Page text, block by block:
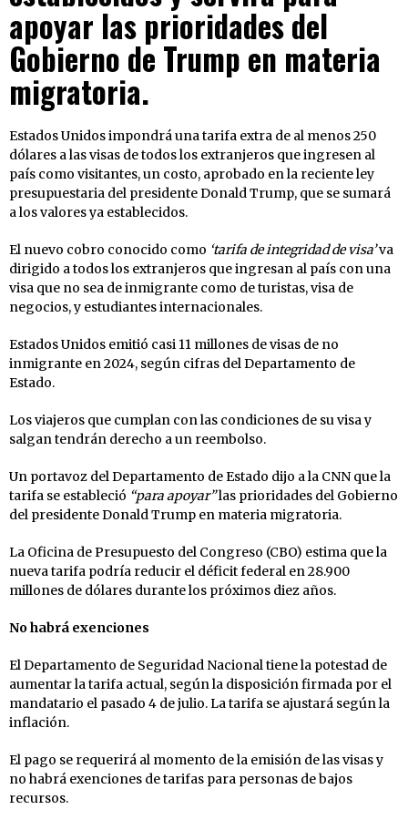
apoyar las prioridades del
Gobierno de Trump en materia
migratoria.
Estados Unidos impondrá una tarifa extra de al menos 250
dólares a las visas de todos los extranjeros que ingresen al
país como visitantes, un costo, aprobado en la reciente ley
presupuestaria del presidente Donald Trump, que se sumará
a los valores ya establecidos.
El nuevo cobro conocido como ‘tarifa de integridad de visa’va
dirigido a todos los extranjeros que ingresan al país con una
visa que no sea de inmigrante como de turistas, visa de
negocios, y estudiantes internacionales.
Estados Unidos emitió casi 11 millones de visas de no
inmigrante en 2024, según cifras del Departamento de
Estado.
Los viajeros que cumplan con las condiciones de su visa y
salgan tendrán derecho a un reembolso.
Un portavoz del Departamento de Estado dijo a la CNN que la
tarifa se estableció “para apoyar”las prioridades del Gobierno
del presidente Donald Trump en materia migratoria.
La Oficina de Presupuesto del Congreso (CBO) estima que la
nueva tarifa podría reducir el déficit federal en 28.900
millones de dólares durante los próximos diez años.
No habrá exenciones
El Departamento de Seguridad Nacional tiene la potestad de
aumentar la tarifa actual, según la disposición firmada por el
mandatario el pasado 4 de julio. La tarifa se ajustará según la
inflación.
El pago se requerirá al momento de la emisión de las visas y
no habrá exenciones de tarifas para personas de bajos
recursos.